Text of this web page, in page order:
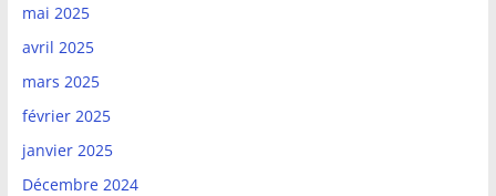
mai 2025
avril 2025
mars 2025
février 2025
janvier 2025
Décembre 2024